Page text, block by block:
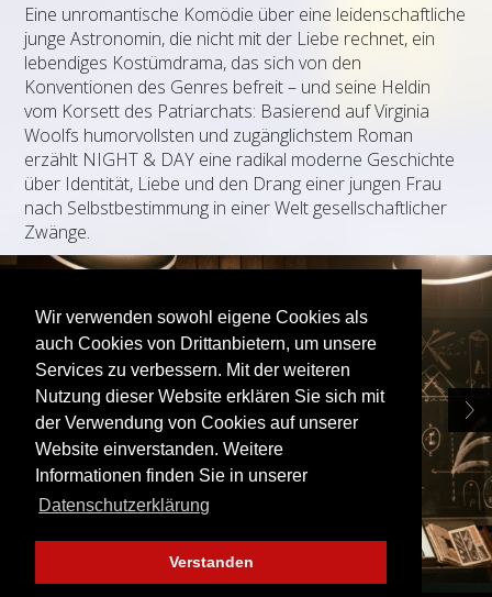
Wir verwenden sowohl eigene Cookies als
auch Cookies von Drittanbietern, um unsere
Services zu verbessern. Mit der weiteren
Nutzung dieser Website erklären Sie sich mit
der Verwendung von Cookies auf unserer
Website einverstanden. Weitere
Informationen finden Sie in unserer
Datenschutzerklärung
Verstanden
Eine unromantische Komödie über eine leidenschaftliche
junge Astronomin, die nicht mit der Liebe rechnet, ein
lebendiges Kostümdrama, das sich von den
Konventionen des Genres befreit – und seine Heldin
vom Korsett des Patriarchats: Basierend auf Virginia
Woolfs humorvollsten und zugänglichstem Roman
erzählt NIGHT & DAY eine radikal moderne Geschichte
über Identität, Liebe und den Drang einer jungen Frau
nach Selbstbestimmung in einer Welt gesellschaftlicher
Zwänge.